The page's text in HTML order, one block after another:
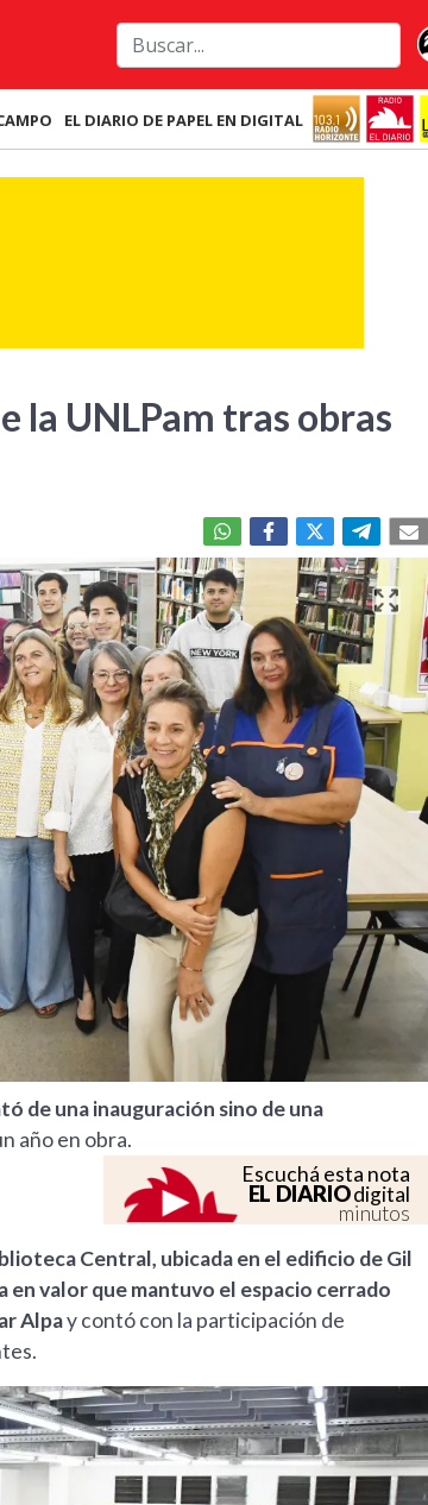
EL DIARIO DE PAPEL EN DIGITAL
la UNLPam tras obras
de una inauguración sino de una
año en obra.
Escuchá esta nota
EL DIARIOdigital
minutos
Central, ubicada en el edificio de Gil
en valor que mantuvo el espacio cerrado
Alpay contó con la participación de